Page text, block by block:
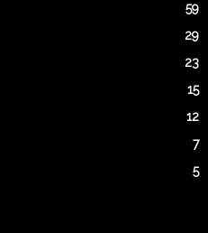
59
29
23
15
12
7
5